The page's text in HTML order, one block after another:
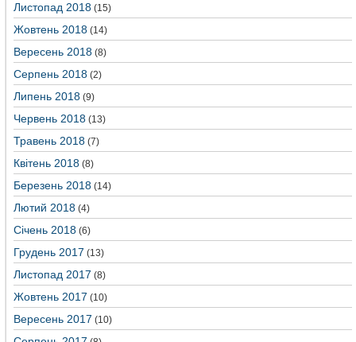
Листопад 2018 (15)
Жовтень 2018 (14)
Вересень 2018 (8)
Серпень 2018 (2)
Липень 2018 (9)
Червень 2018 (13)
Травень 2018 (7)
Квітень 2018 (8)
Березень 2018 (14)
Лютий 2018 (4)
Січень 2018 (6)
Грудень 2017 (13)
Листопад 2017 (8)
Жовтень 2017 (10)
Вересень 2017 (10)